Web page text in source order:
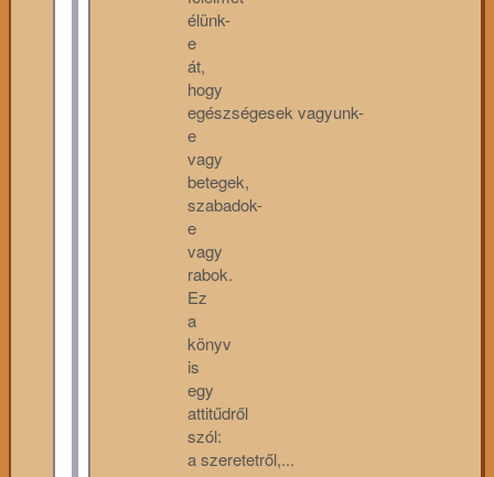
élünk-
e
át,
hogy
egészségesek vagyunk-
e
vagy
betegek,
szabadok-
e
vagy
rabok.
Ez
a
könyv
is
egy
attitűdről
szól:
a szeretetről,...